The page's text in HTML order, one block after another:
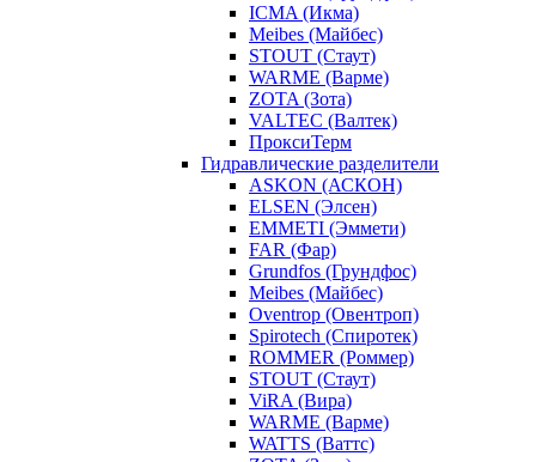
ICMA (Икма)
Meibes (Майбес)
STOUT (Стаут)
WARME (Варме)
ZOTA (Зота)
VALTEC (Валтек)
ПроксиТерм
Гидравлические разделители
ASKON (АСКОН)
ELSEN (Элсен)
EMMETI (Эммети)
FAR (Фар)
Grundfos (Грундфос)
Meibes (Майбес)
Oventrop (Овентроп)
Spirotech (Спиротек)
ROMMER (Роммер)
STOUT (Стаут)
ViRA (Вира)
WARME (Варме)
WATTS (Ваттс)